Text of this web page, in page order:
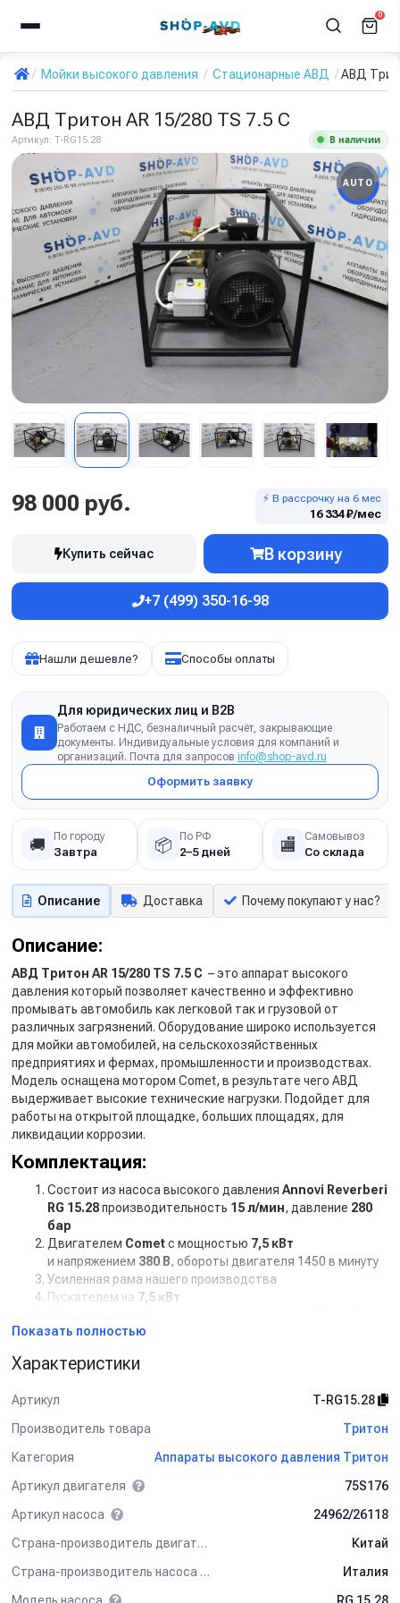
0
Мойки высокого давления Стационарные АВД АВД
АВД Тритон AR 15/280 TS 7.5 C
Артикул: T-RG15.28 В наличии
AUTO
98 000 руб. ⚡ В рассрочку на 6 мес
16 334 ₽/мес
Купить сейчас В корзину
+7 (499) 350-16-98
Нашли дешевле? Способы оплаты
Для юридических лиц и B2B
Работаем с НДС, безналичный расчёт, закрывающие
документы. Индивидуальные условия для компаний и
организаций. Почта для запросов info@shop-avd.ru
Оформить заявку
🚚 По городу
Завтра 📦 По РФ
2–5 дней 🏬 Самовывоз
Со склада
Описание Доставка Почему покупают у нас?
Описание:
АВД Тритон AR 15/280 TS 7.5 C – это аппарат высокого
давления который позволяет качественно и эффективно
промывать автомобиль как легковой так и грузовой от
различных загрязнений. Оборудование широко используется
для мойки автомобилей, на сельскохозяйственных
предприятиях и фермах, промышленности и производствах.
Модель оснащена мотором Comet, в результате чего АВД
выдерживает высокие технические нагрузки. Подойдет для
работы на открытой площадке, больших площадях, для
ликвидации коррозии.
Комплектация:
Состоит из насоса высокого давления Annovi Reverberi
RG 15.28производительность 15 л/мин, давление 280
бар
Двигателем Cometс мощностью 7,5 кВт
и напряжением 380 В, обороты двигателя 1450 в минуту
Усиленная рама нашего производства
Пускателем на 7,5 кВт
Дополнительная комплектация:
Манометр
до 50 сек)
Кнопкой на 12В для установки на стену.
Рама на колесах
Барабан для шланга от 10 м до 50 м
Пенокомплект
Шланг высокого давления от 1 м до 50 м
Система пескоструй
Спектр применения:
Показать полностью
Характеристики
Артикул
T-RG15.28
Производитель товара
Тритон
Категория
Аппараты высокого давления Тритон
Артикул двигателя
75S176
Артикул насоса
24962/26118
Страна-производитель двигателя
Китай
Страна-производитель насоса
Италия
Модель насоса